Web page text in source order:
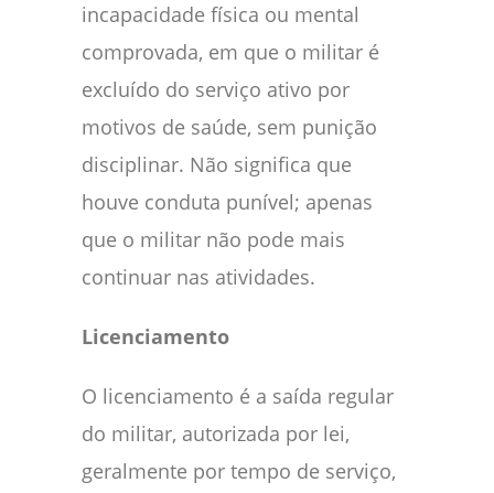
incapacidade física ou mental
comprovada, em que o militar é
excluído do serviço ativo por
motivos de saúde, sem punição
disciplinar. Não significa que
houve conduta punível; apenas
que o militar não pode mais
continuar nas atividades.
Licenciamento
O licenciamento é a saída regular
do militar, autorizada por lei,
geralmente por tempo de serviço,